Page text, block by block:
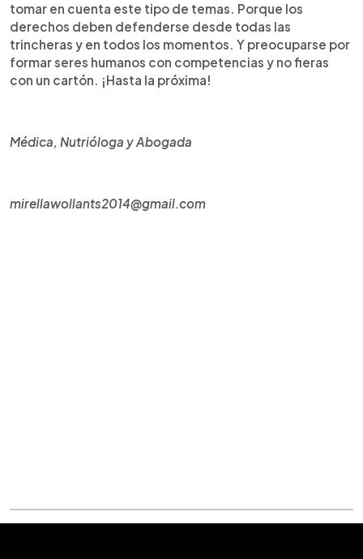
tomar en cuenta este tipo de temas. Porque los
derechos deben defenderse desde todas las
trincheras y en todos los momentos. Y preocuparse por
formar seres humanos con competencias y no fieras
con un cartón. ¡Hasta la próxima!
Médica, Nutrióloga y Abogada
mirellawollants2014@gmail.com